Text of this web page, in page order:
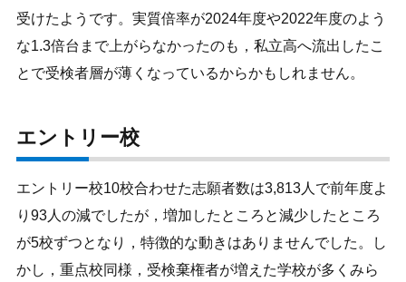
受けたようです。実質倍率が2024年度や2022年度のよう
な1.3倍台まで上がらなかったのも，私立高へ流出したこ
とで受検者層が薄くなっているからかもしれません。
エントリー校
エントリー校10校合わせた志願者数は3,813人で前年度よ
り93人の減でしたが，増加したところと減少したところ
が5校ずつとなり，特徴的な動きはありませんでした。し
かし，重点校同様，受検棄権者が増えた学校が多くみら